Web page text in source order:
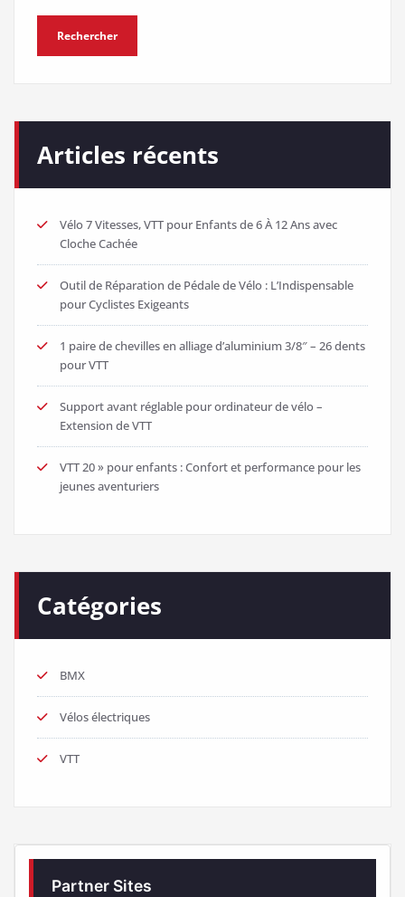
Rechercher
Articles récents
Vélo 7 Vitesses, VTT pour Enfants de 6 À 12 Ans avec
Cloche Cachée
Outil de Réparation de Pédale de Vélo : L’Indispensable
pour Cyclistes Exigeants
1 paire de chevilles en alliage d’aluminium 3/8″ – 26 dents
pour VTT
Support avant réglable pour ordinateur de vélo –
Extension de VTT
VTT 20 » pour enfants : Confort et performance pour les
jeunes aventuriers
Catégories
BMX
Vélos électriques
VTT
Partner Sites